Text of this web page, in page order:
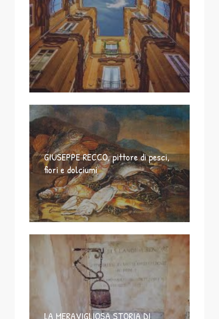
GIUSEPPE RECCO, pittore di pesci,
fiori e dolciumi
LA MERAVIGLIOSA STORIA DI